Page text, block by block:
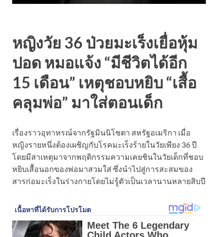
หญิงวัย 36 ป่วยมะเร็งเยื่อหุ้ม
ปอด หมอแจ้ง “มีชีวิตได้อีก
15 เดือน” เหตุชอบหยิบ “เสื้อ
คลุมพ่อ” มาใส่ตอนเด็ก
เรื่องราวอุทาหรณ์จากรัฐมินนิโซตา สหรัฐอเมริกา เมื่อ
หญิงรายหนึ่งต้องเผชิญกับโรคมะเร็งร้ายในวัยเพียง 36 ปี
โดยมีสาเหตุมาจากพฤติกรรมความเคยชินในวัยเด็กที่ชอบ
หยิบเสื้อนอกของพ่อมาสวมใส่ ซึ่งนำไปสู่การสะสมของ
สารก่อมะเร็งในร่างกายโดยไม่รู้ตัวเป็นเวลานานหลายสิบปี